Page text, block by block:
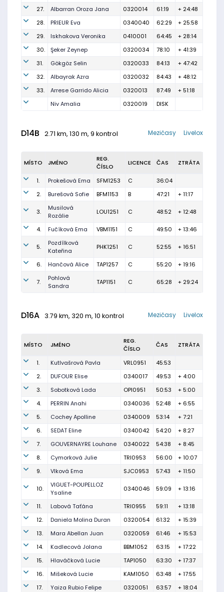
27. Albarran Oroza Jana 0320014 61:19
+ 24:48
28.
PRIEUR Eva 0340040 62:29
+ 25:58
29.
Iskhakova Veronika 0410001 64:45
+ 28:14
30.
Şeker Zeynep 0320034 78:10
+ 41:39
31.
Gökgöz Selin 0320033 84:13
+ 47:42
32.
Albayrak Azra 0320032 84:43
+ 48:12
33.
Arrese Garrido Alicia 0320013 87:49
+ 51:18
Niv Amalia
0320019 DISK
D14B 2.71 km, 130 m, 9 kontrol Livelox
Mezičasy
MÍSTO JMÉNO
REG.
ČÍSLO
LICENCE ČAS ZTRÁTA
1. Prokešová Ema SFM1253 C
36:04
2.
Burešová Sofie BFM1153 B 47:21 + 11:17
3.
Musilová
Rozálie
LOU1251 C 48:52 + 12:48
4. Fučíková Ema VBM1151 C 49:50 + 13:46
5.
Pozdílková
Kateřina
PHK1251 C 52:55 + 16:51
6. Hančová Alice TAP1257 C 55:20 + 19:16
7.
Pohlová
Sandra
TAP1151 C 65:28 + 29:24
D16A 3.79 km, 320 m, 10 kontrol Livelox
Mezičasy
MÍSTO JMÉNO
REG.
ČÍSLO
ČAS ZTRÁTA
1. Kutlvašrová Pavla VRL0951
45:53
2.
DUFOUR Elise 0340017 49:53
+ 4:00
3.
Sobotková Lada OPI0951 50:53
+ 5:00
4.
PERRIN Anahi 0340036 52:48
+ 6:55
5.
Cochey Apolline 0340009 53:14
+ 7:21
6.
SEDAT Eline 0340042 54:20
+ 8:27
7.
GOUVERNAYRE Louhane 0340022 54:38
+ 8:45
8.
Cymorková Julie TRI0953 56:00
+ 10:07
9.
Vlková Ema SJC0953 57:43 + 11:50
10.
VIGUET-POUPELLOZ
Ysaline
0340046 59:09 + 13:16
11. Labová Taťána TRI0955 59:11
+ 13:18
12.
Daniela Molina Duran 0320054 61:32
+ 15:39
13.
Mara Abellan Juan 0320059 61:46
+ 15:53
14.
Kadlecová Jolana BBM1052 63:15
+ 17:22
15.
Hlaváčková Lucie TAP1050 63:30
+ 17:37
16.
Mišeková Lucie KAM1050 63:48
+ 17:55
17.
Yaiza Rubio Felipe 0320051 63:57 + 18:04